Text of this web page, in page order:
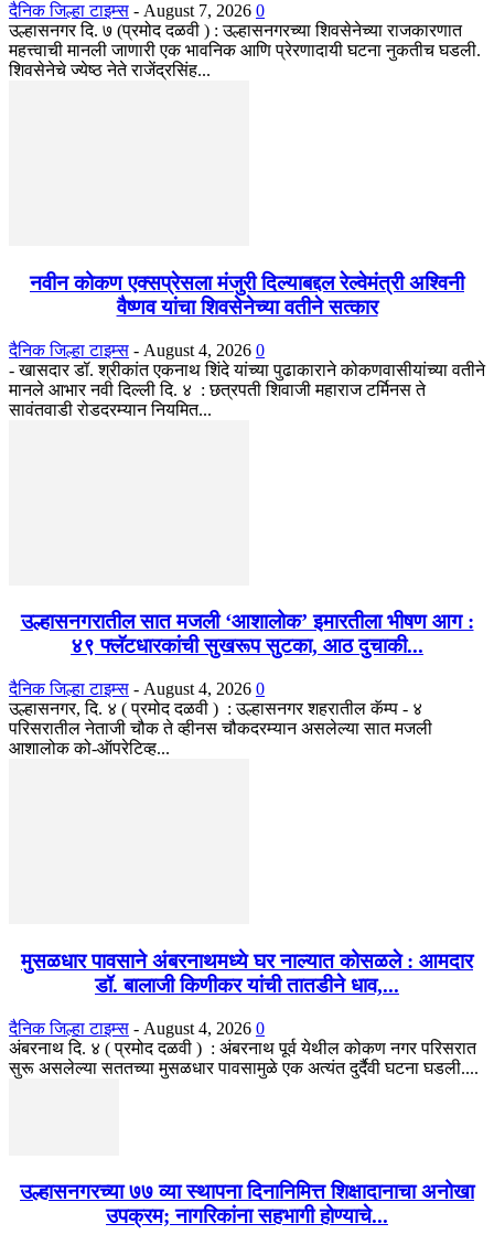
दैनिक जिल्हा टाइम्स - August 7, 2026 0
उल्हासनगर दि. ७ (प्रमोद दळवी ) : उल्हासनगरच्या शिवसेनेच्या राजकारणात
महत्त्वाची मानली जाणारी एक भावनिक आणि प्रेरणादायी घटना नुकतीच घडली.
शिवसेनेचे ज्येष्ठ नेते राजेंद्रसिंह...
नवीन कोकण एक्सप्रेसला मंजुरी दिल्याबद्दल रेल्वेमंत्री अश्विनी
वैष्णव यांचा शिवसेनेच्या वतीने सत्कार
दैनिक जिल्हा टाइम्स - August 4, 2026 0
- खासदार डॉ. श्रीकांत एकनाथ शिंदे यांच्या पुढाकाराने कोकणवासीयांच्या वतीने
मानले आभार नवी दिल्ली दि. ४ : छत्रपती शिवाजी महाराज टर्मिनस ते
सावंतवाडी रोडदरम्यान नियमित...
उल्हासनगरातील सात मजली ‘आशालोक’ इमारतीला भीषण आग :
४९ फ्लॅटधारकांची सुखरूप सुटका, आठ दुचाकी...
दैनिक जिल्हा टाइम्स - August 4, 2026 0
उल्हासनगर, दि. ४ ( प्रमोद दळवी ) : उल्हासनगर शहरातील कॅम्प - ४
परिसरातील नेताजी चौक ते व्हीनस चौकदरम्यान असलेल्या सात मजली
आशालोक को-ऑपरेटिव्ह...
मुसळधार पावसाने अंबरनाथमध्ये घर नाल्यात कोसळले : आमदार
डॉ. बालाजी किणीकर यांची तातडीने धाव,...
दैनिक जिल्हा टाइम्स - August 4, 2026 0
अंबरनाथ दि. ४ ( प्रमोद दळवी ) : अंबरनाथ पूर्व येथील कोकण नगर परिसरात
सुरू असलेल्या सततच्या मुसळधार पावसामुळे एक अत्यंत दुर्दैवी घटना घडली....
उल्हासनगरच्या ७७ व्या स्थापना दिनानिमित्त शिक्षादानाचा अनोखा
उपक्रम; नागरिकांना सहभागी होण्याचे...